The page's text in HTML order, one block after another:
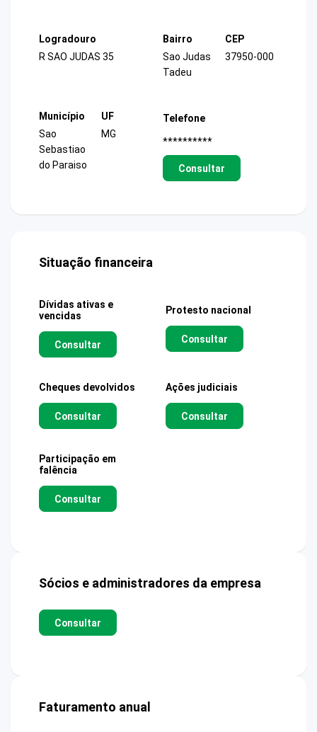
Logradouro
R SAO JUDAS 35
Bairro
Sao Judas
Tadeu
CEP
37950-000
Município
Sao
Sebastiao
do Paraiso
UF
MG
Telefone
**********
Consultar
Situação financeira
Dívidas ativas e
vencidas
Consultar
Protesto nacional
Consultar
Cheques devolvidos
Consultar
Ações judiciais
Consultar
Participação em
falência
Consultar
Sócios e administradores da empresa
Consultar
Faturamento anual